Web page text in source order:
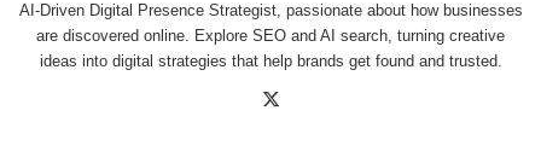
AI-Driven Digital Presence Strategist, passionate about how businesses
are discovered online. Explore SEO and AI search, turning creative
ideas into digital strategies that help brands get found and trusted.